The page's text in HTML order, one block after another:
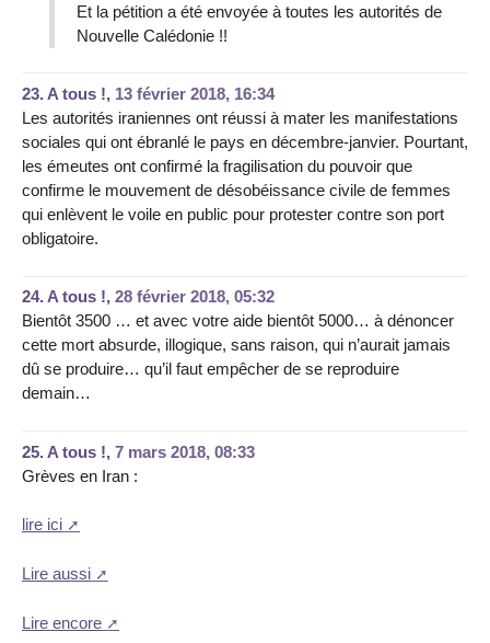
Et la pétition a été envoyée à toutes les autorités de
Nouvelle Calédonie !!
23. A tous !, 13 février 2018, 16:34
Les autorités iraniennes ont réussi à mater les manifestations
sociales qui ont ébranlé le pays en décembre-janvier. Pourtant,
les émeutes ont confirmé la fragilisation du pouvoir que
confirme le mouvement de désobéissance civile de femmes
qui enlèvent le voile en public pour protester contre son port
obligatoire.
24. A tous !, 28 février 2018, 05:32
Bientôt 3500 … et avec votre aide bientôt 5000… à dénoncer
cette mort absurde, illogique, sans raison, qui n’aurait jamais
dû se produire… qu’il faut empêcher de se reproduire
demain…
25. A tous !, 7 mars 2018, 08:33
Grèves en Iran :
lire ici
Lire aussi
Lire encore